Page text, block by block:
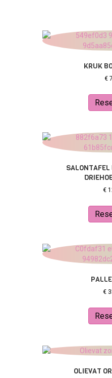
KRUK
€
€
€
OLIEVAT